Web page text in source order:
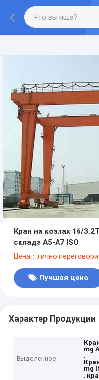
gtag('config', 'G-
Кран на козлах 16/
склада A5-A7 ISO
Цена：лично
Лучшая цена
Характер Продукции
Выделенное
mg
,
mg
,